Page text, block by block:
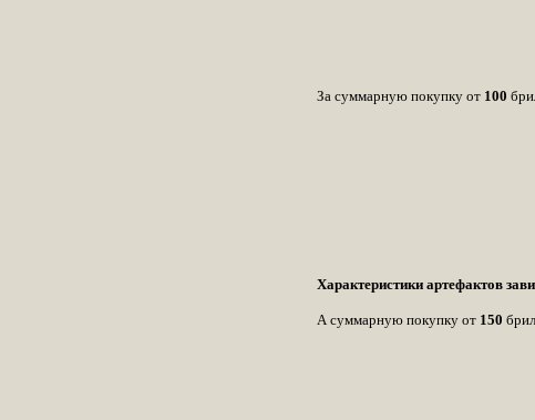
За суммарную покупку от 100
Характеристики артефактов
А суммарную покупку от 150